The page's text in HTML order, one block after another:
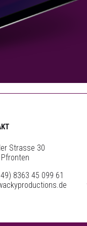
Strasse 30
8363 45 099 61